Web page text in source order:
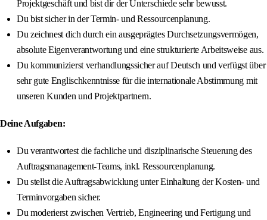
Projektgeschäft und bist dir der Unterschiede sehr bewusst.
Du bist sicher in der Termin- und Ressourcenplanung.
Du zeichnest dich durch ein ausgeprägtes Durchsetzungsvermögen,
absolute Eigenverantwortung und eine strukturierte Arbeitsweise aus.
Du kommunizierst verhandlungssicher auf Deutsch und verfügst über
sehr gute Englischkenntnisse für die internationale Abstimmung mit
unseren Kunden und Projektpartnern.
Deine Aufgaben:
Du verantwortest die fachliche und disziplinarische Steuerung des
Auftragsmanagement-Teams, inkl. Ressourcenplanung.
Du stellst die Auftragsabwicklung unter Einhaltung der Kosten- und
Terminvorgaben sicher.
Du moderierst zwischen Vertrieb, Engineering und Fertigung und